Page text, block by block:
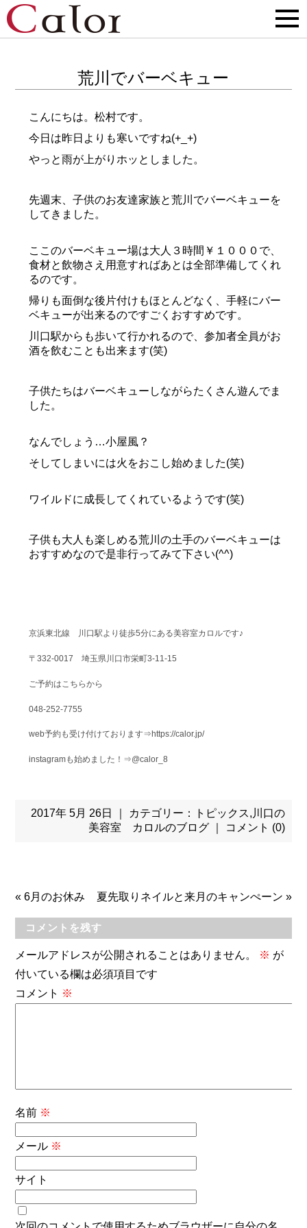
荒川でバーベキュー
こんにちは。松村です。
今日は昨日よりも寒いですね(+_+)
やっと雨が上がりホッとしました。
先週末、子供のお友達家族と荒川でバーベキューを
してきました。
ここのバーベキュー場は大人３時間￥１０００で、
食材と飲物さえ用意すればあとは全部準備してくれ
るのです。
帰りも面倒な後片付けもほとんどなく、手軽にバー
ベキューが出来るのですごくおすすめです。
川口駅からも歩いて行かれるので、参加者全員がお
酒を飲むことも出来ます(笑)
子供たちはバーベキューしながらたくさん遊んでま
した。
なんでしょう…小屋風？
そしてしまいには火をおこし始めました(笑)
ワイルドに成長してくれているようです(笑)
子供も大人も楽しめる荒川の土手のバーベキューは
おすすめなので是非行ってみて下さい(^^)
京浜東北線 川口駅より徒歩5分にある美容室カロルです♪
〒332-0017 埼玉県川口市栄町3-11-15
ご予約はこちらから
048-252-7755
web予約も受け付けております⇒https://calor.jp/
instagramも始めました！⇒@calor_8
2017年 5月 26日 ｜ カテゴリー： トピックス, 川口の
美容室 カロルのブログ｜ コメント (0)
«6月のお休み 夏先取りネイルと来月のキャンぺーン »
コメントを残す
メールアドレスが公開されることはありません。 ※ が
付いている欄は必須項目です
コメント ※
名前 ※
メール ※
サイト